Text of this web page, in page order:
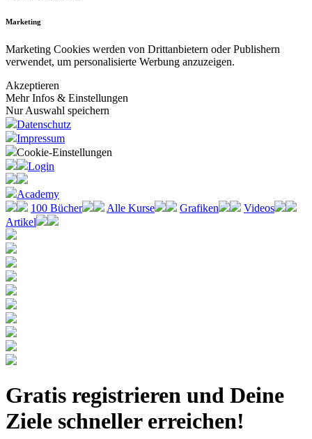
Marketing
Marketing Cookies werden von Drittanbietern oder Publishern
verwendet, um personalisierte Werbung anzuzeigen.
Akzeptieren
Mehr Infos & Einstellungen
Nur Auswahl speichern
Datenschutz
Impressum
Cookie-Einstellungen
Login
Academy
100 Bücher
Alle Kurse Grafiken
Videos
Artikel
Gratis registrieren und Deine
Ziele schneller erreichen!